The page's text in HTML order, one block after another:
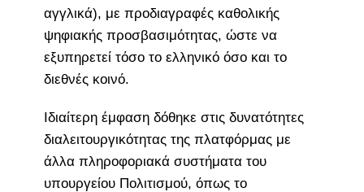
αγγλικά), με προδιαγραφές καθολικής
ψηφιακής προσβασιμότητας, ώστε να
εξυπηρετεί τόσο το ελληνικό όσο και το
διεθνές κοινό.
Ιδιαίτερη έμφαση δόθηκε στις δυνατότητες
διαλειτουργικότητας της πλατφόρμας με
άλλα πληροφοριακά συστήματα του
υπουργείου Πολιτισμού, όπως το